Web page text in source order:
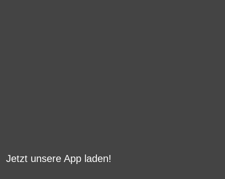
Jetzt unsere App laden!